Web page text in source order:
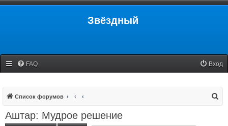
Звёздный
FAQ Вход
Список форумов
Аштар: Мудрое решение